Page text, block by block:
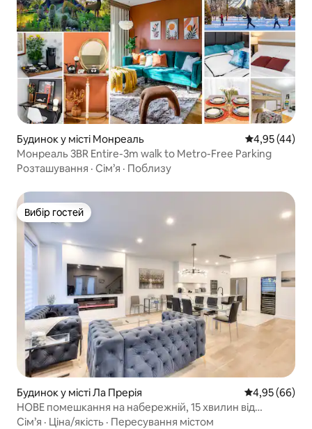
Будинок у місті Монреаль Середня
4,95 (44)
Монреаль 3BR Entire-3m walk to Metro-Free Parking
Розташування · Сім’я · Поблизу
Вибір гостей
Вибір гостей
Будинок у місті Ла Прерія Середня
4,95 (66)
НОВЕ помешкання на набережній, 15 хвилин від
Монреаля
Сім’я · Ціна/якість · Пересування містом